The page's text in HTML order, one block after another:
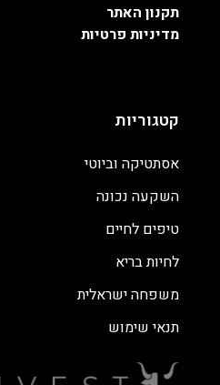
תקנון האתר
מדיניות פרטיות
קטגוריות
אסתטיקה וביוטי
השקעה נכונה
טיפים לחיים
לחיות בריא
משפחה ישראלית
תנאי שימוש